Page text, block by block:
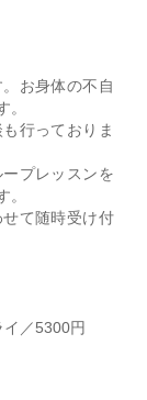
お身体の不自
。
行っておりま
プレッスンを
。
て随時受け付
／5300円